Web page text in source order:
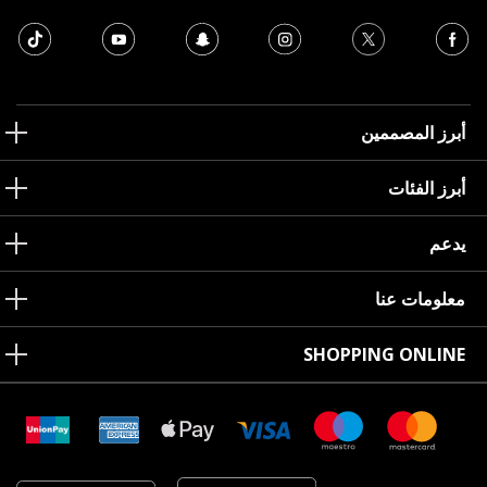
أبرز المصممين
أبرز الفئات
يدعم
معلومات عنا
SHOPPING ONLINE